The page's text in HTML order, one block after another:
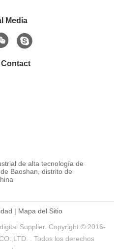
Media
de alta tecnología de
Baoshan, distrito de
| Mapa del Sitio
Supplier. Copyright © 2016-
. Todos los derechos